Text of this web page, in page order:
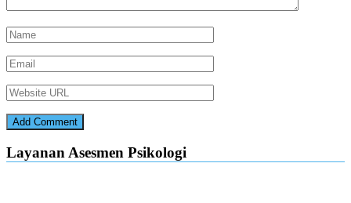
Layanan Asesmen Psikologi